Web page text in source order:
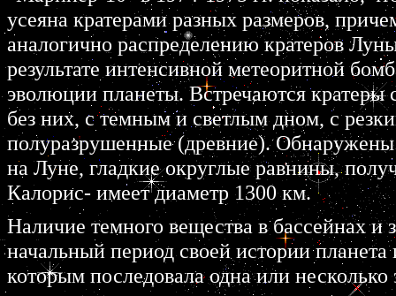
усеяна кратерами разных размеров,
аналогично распределению кратеров
результате интенсивной метеоритной
эволюции планеты. Встречаются
без них, с темным и светлым дном, с
полуразрушенные (древние).
на Луне, гладкие округлые равнины,
Калорис- имеет диаметр 1300 км.
Наличие темного вещества в бассейнах и
начальный период своей истории планета
которым последовала одна или несколько